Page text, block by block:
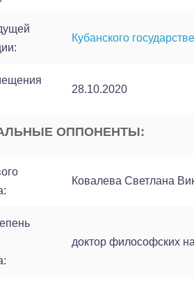
Кубанского
28.10.2020
ОППОНЕНТЫ:
Ковалева Светлана
доктор философских